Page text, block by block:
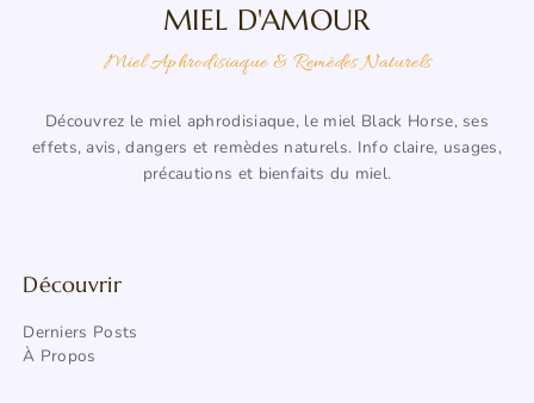
MIEL D'AMOUR
Miel Aphrodisiaque & Remèdes Naturels
Découvrez le miel aphrodisiaque, le miel Black Horse, ses
effets, avis, dangers et remèdes naturels. Info claire, usages,
précautions et bienfaits du miel.
Découvrir
Derniers Posts
À Propos